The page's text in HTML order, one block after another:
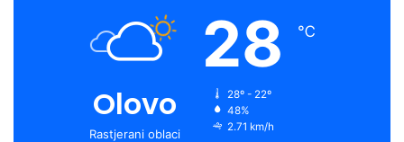
Olovo
Rastjerani oblaci
28 ℃
28º - 22º
48%
2.71 km/h